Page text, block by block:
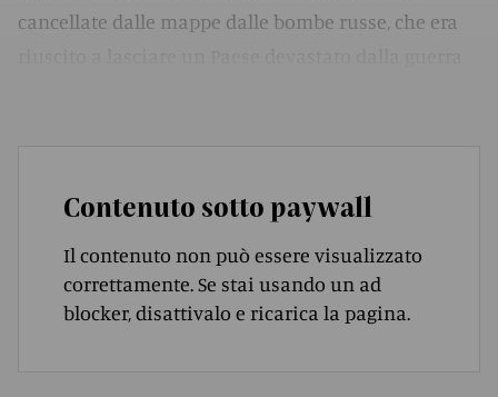
cancellate dalle mappe dalle bombe russe, che era
Contenuto sotto paywall
Il contenuto non può essere visualizzato
correttamente. Se stai usando un ad
blocker, disattivalo e ricarica la pagina.